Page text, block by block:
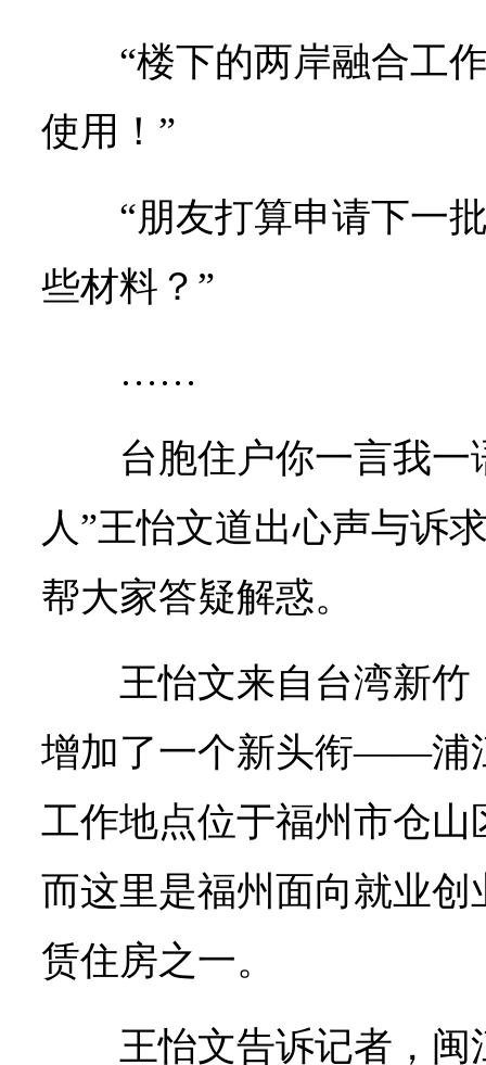
“楼下的两岸融合工
使用！”
“朋友打算申请下一
些材料？”
……
台胞住户你一言我
人”王怡文道出心声与诉
帮大家答疑解惑。
王怡文来自台湾新竹
增加了一个新头衔——浦
工作地点位于福州市仓
而这里是福州面向就业
赁住房之一。
王怡文告诉记者，